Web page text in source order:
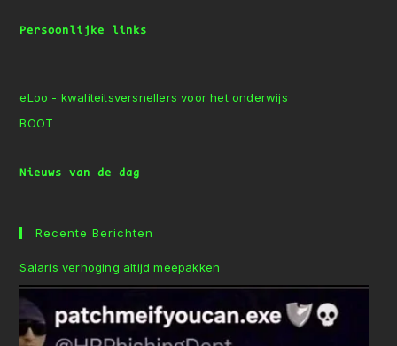
Persoonlijke links
eLoo - kwaliteitsversnellers voor het onderwijs
BOOT
Nieuws van de dag
Recente Berichten
Salaris verhoging altijd meepakken